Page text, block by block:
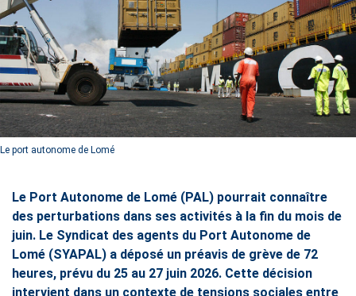
Le port autonome de Lomé
Le Port Autonome de Lomé (PAL) pourrait connaître
des perturbations dans ses activités à la fin du mois de
juin. Le Syndicat des agents du Port Autonome de
Lomé (SYAPAL) a déposé un préavis de grève de 72
heures, prévu du 25 au 27 juin 2026. Cette décision
intervient dans un contexte de tensions sociales entre